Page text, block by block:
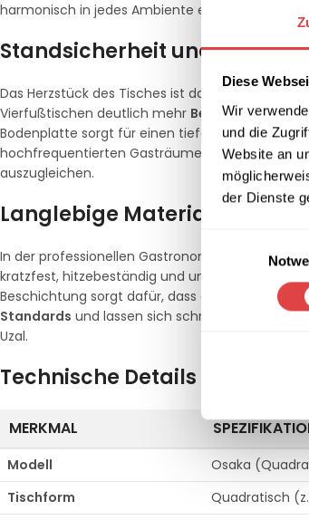
Diese
Wir
und die
Website an
der Dienste
harmonisch in jedes Ambiente ein, von der
Standsicherheit und
Das Herzstück des Tisches ist das robuste
Vierfußtischen deutlich mehr Beinfreiheitbietet
Bodenplatte sorgt für einen tiefen
hochfrequentierten Gasträumen. Das Gestell
auszugleichen.
Langlebige Materialien für
In der professionellen Gastronomie müssen
kratzfest, hitzebeständig und unempfindlich
Beschichtung sorgt dafür, dass der Tisch auch
Standards und lassen sich schnell und
Uzal.
Technische Details im
MERKMAL
Modell
Osaka
Tischform
Quadratisch